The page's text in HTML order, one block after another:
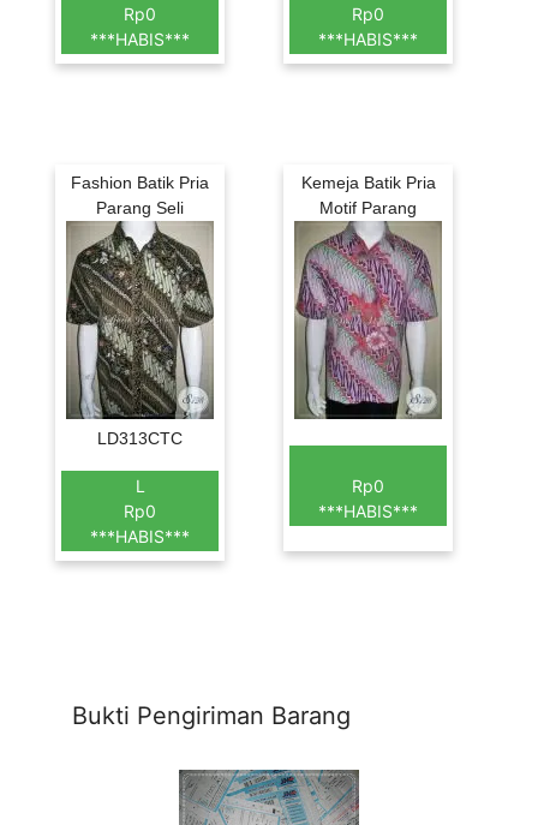
Rp0
***HABIS***
Rp0
***HABIS***
Fashion Batik Pria
Parang Seli
LD313CTC
L
Rp0
***HABIS***
Kemeja Batik Pria
Motif Parang
Rp0
***HABIS***
Bukti Pengiriman Barang